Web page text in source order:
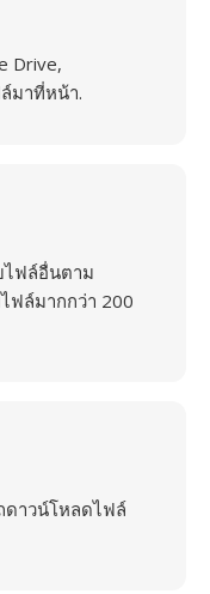
Drive,
มาที่หน้า.
ฟล์อื่นตาม
ฟล์มากกว่า 200
าวน์โหลดไฟล์